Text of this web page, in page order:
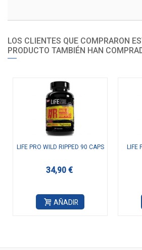
LOS CLIENTES QUE COMPRARON
PRODUCTO TAMBIÉN HAN
LIFE PRO WILD RIPPED 90 CAPS
34,90 €
AÑADIR
LIFE